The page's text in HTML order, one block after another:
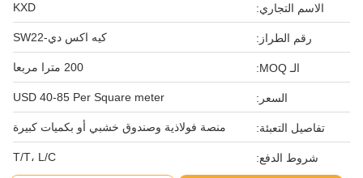
الاسم التجاري: KXD
رقم الطراز: كيه اكس دي-SW22
الـ MOQ: 200 مترا مربعا
السعر: USD 40-85 Per Square meter
تفاصيل التعبئة: منصة فولاذية وصندوق خشبي أو بكميات كبيرة
شروط الدفع: T/T، L/C